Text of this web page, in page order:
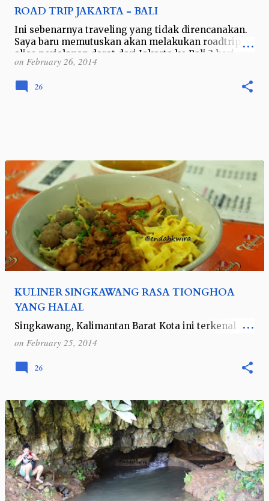
ROAD TRIP JAKARTA - BALI
Ini sebenarnya traveling yang tidak direncanakan.
Saya baru memutuskan akan melakukan roadtrip
alias perjalanan darat dari Jakarta ke Bali 3 hari
sebelum libur di tanggal 9 Juni …
on February 26, 2014
26
KULINER SINGKAWANG RASA TIONGHOA
YANG HALAL
Singkawang, Kalimantan Barat Kota ini terkenal
sebagai kota 1000 Kelenteng dan juga kota amoy
karena banyaknya etnis china yang bermukim
disini. Selain sibuk keliling-kelilin…
on February 25, 2014
26